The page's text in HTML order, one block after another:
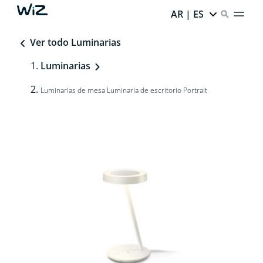
AR | ES
Ver todo Luminarias
Luminarias
Luminarias de mesa Luminaria de escritorio Portrait